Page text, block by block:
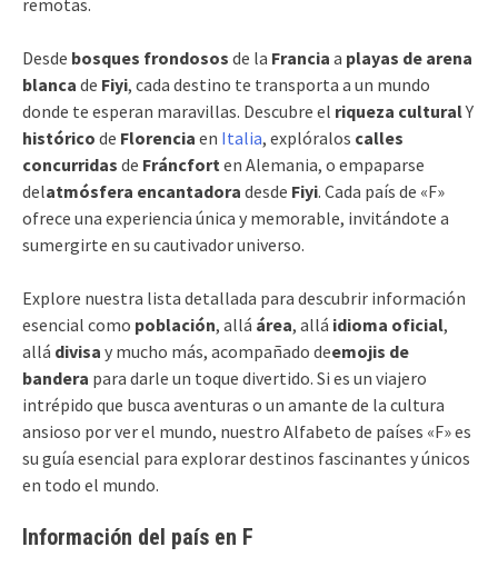
Desde bosques frondosos de la Francia a playas de arena
blanca de Fiyi, cada destino te transporta a un mundo
donde te esperan maravillas. Descubre el riqueza culturalY
histórico de Florencia en Italia, explóralos calles
concurridas de Fráncfort en Alemania, o empaparse
delatmósfera encantadora desde Fiyi. Cada país de «F»
ofrece una experiencia única y memorable, invitándote a
sumergirte en su cautivador universo.
Explore nuestra lista detallada para descubrir información
esencial como población, allá área, allá idioma oficial,
allá divisa y mucho más, acompañado deemojis de
bandera para darle un toque divertido. Si es un viajero
intrépido que busca aventuras o un amante de la cultura
ansioso por ver el mundo, nuestro Alfabeto de países «F» es
su guía esencial para explorar destinos fascinantes y únicos
en todo el mundo.
Información del país en F